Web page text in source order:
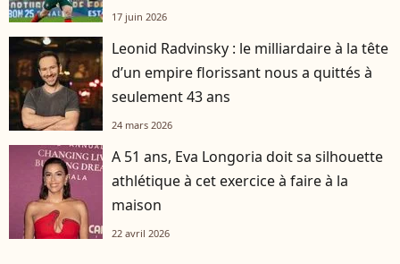
17 juin 2026
Leonid Radvinsky : le milliardaire à la tête
d’un empire florissant nous a quittés à
seulement 43 ans
24 mars 2026
A 51 ans, Eva Longoria doit sa silhouette
athlétique à cet exercice à faire à la
maison
22 avril 2026